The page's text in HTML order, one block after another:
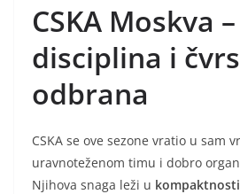
CSKA Moskva
disciplina i
odbrana
CSKA se ove sezone vratio u sam
uravnoteženom timu i dobro
Njihova snaga leži u